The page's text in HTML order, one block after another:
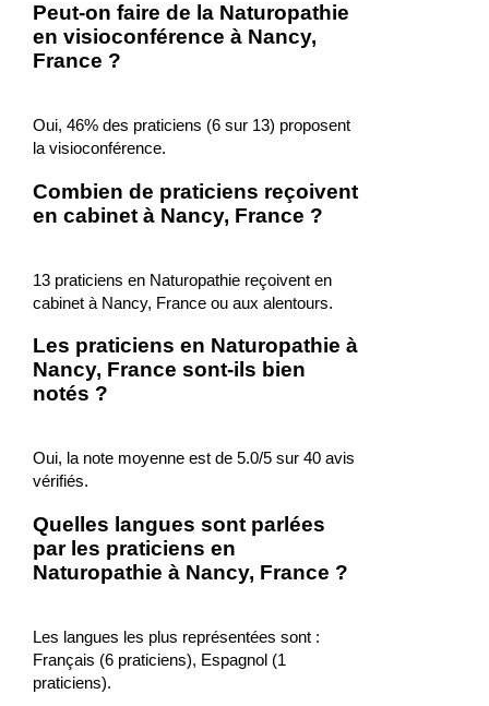
Peut-on faire de la Naturopathie
en visioconférence à Nancy,
France ?
Oui, 46% des praticiens (6 sur 13) proposent
la visioconférence.
Combien de praticiens reçoivent
en cabinet à Nancy, France ?
13 praticiens en Naturopathie reçoivent en
cabinet à Nancy, France ou aux alentours.
Les praticiens en Naturopathie à
Nancy, France sont-ils bien
notés ?
Oui, la note moyenne est de 5.0/5 sur 40 avis
vérifiés.
Quelles langues sont parlées
par les praticiens en
Naturopathie à Nancy, France ?
Les langues les plus représentées sont :
Français (6 praticiens), Espagnol (1
praticiens).